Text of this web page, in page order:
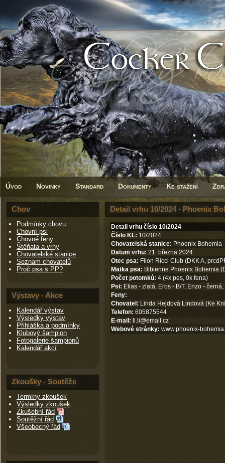
Úvod Novinky Standard Dokumenty Ke stažení
Chov
Podmínky chovu
Chovní psi
Chovné feny
Štěňata a vrhy
Chovatelské stanice
Seznam chovatelů
Proč psa s PP?
Výstavy - Akce
Kalendář výstav
Výsledky výstav
Přihláška a podmínky
Klubový šampion
Fotogalerie šampionů
Kalendář akcí
Zkoušky - Soutěže
Termíny zkoušek
Výsledky zkoušek
Zkušební řád
Soutěžní řád
Všeobecný řád
Detail vrhu 10/2024 - Phoenix
Detail vrhu číslo 10/2024
Číslo KL: 10/2024
Chovatelská stanice: Phoenix Bohemia
Datum vrhu: 21. března 2024
Otec psa: Filon Ricci Club (DKK A,
Matka psa: Bibienne Phoenix Bohemia
Počet potomků: 4 (4x pes, 0x fena)
Psi: Elias - zlatá, Eros - B/T, Enzo -
Feny:
Chovatel: Linda Hejdová Lindová (Ke
Telefon: 605875544
E-mail: li.li@email.cz
Webové stránky: www.phoenix-